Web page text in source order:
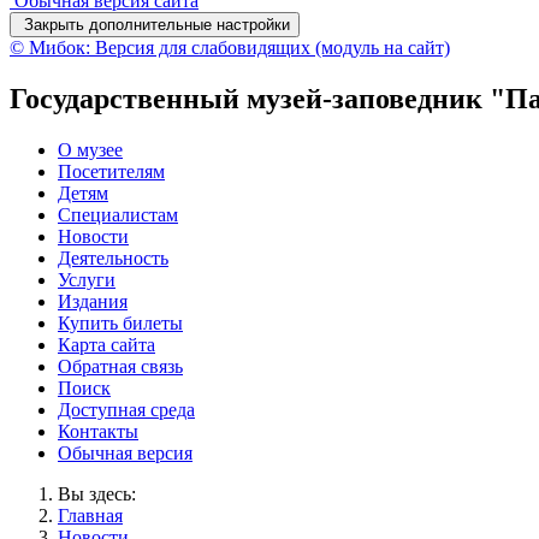
Закрыть дополнительные настройки
© Мибок: Версия для слабовидящих (модуль на сайт)
Государственный музей-заповедник
О музее
Посетителям
Детям
Специалистам
Новости
Деятельность
Услуги
Издания
Купить билеты
Карта сайта
Обратная связь
Поиск
Доступная среда
Контакты
Обычная версия
Вы здесь:
Главная